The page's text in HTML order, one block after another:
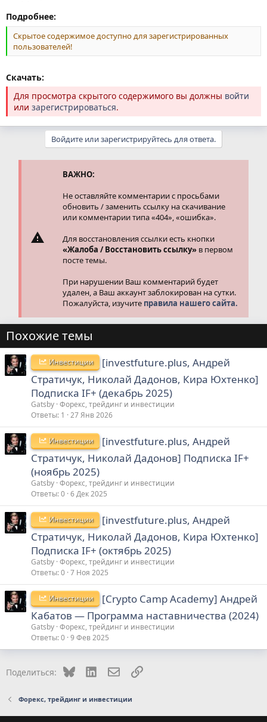
Подробнее:
Скрытое содержимое доступно для зарегистрированных
пользователей!
Скачать:
Для просмотра скрытого содержимого вы должны войти
или зарегистрироваться.
Войдите или зарегистрируйтесь для ответа.
ВАЖНО:
Не оставляйте комментарии с просьбами
обновить / заменить ссылку на скачивание
или комментарии типа «404», «ошибка».
Для восстановления ссылки есть кнопки
«Жалоба / Восстановить ссылку» в первом
посте темы.
При нарушении Ваш комментарий будет
удален, а Ваш аккаунт заблокирован на сутки.
Пожалуйста, изучите правила нашего сайта.
Похожие темы
Инвестиции
[investfuture.plus, Андрей
Стратичук, Николай Дадонов, Кира Юхтенко]
Подписка IF+ (декабрь 2025)
Gatsby Форекс, трейдинг и инвестиции
Ответы 1 27 Янв 2026
Инвестиции
[investfuture.plus, Андрей
Стратичук, Николай Дадонов] Подписка IF+
(ноябрь 2025)
Gatsby Форекс, трейдинг и инвестиции
Ответы 0 6 Дек 2025
Инвестиции
[investfuture.plus, Андрей
Стратичук, Николай Дадонов, Кира Юхтенко]
Подписка IF+ (октябрь 2025)
Gatsby Форекс, трейдинг и инвестиции
Ответы 0 7 Ноя 2025
Инвестиции
[Crypto Camp Academy] Андрей
Кабатов ― Программа наставничества (2024)
Gatsby Форекс, трейдинг и инвестиции
Ответы 0 9 Фев 2025
Поделиться: Bluesky LinkedInЭлектронная почта
Ссылка
Форекс, трейдинг и инвестиции